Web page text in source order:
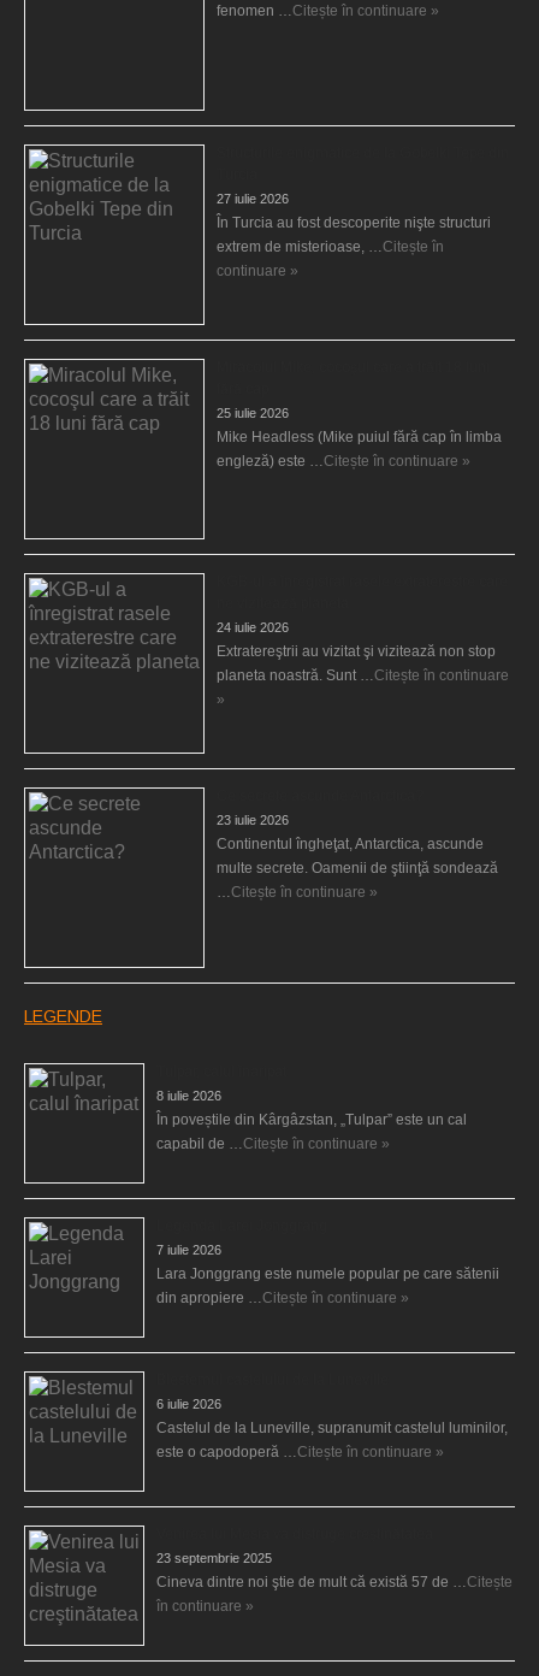
fenomen …Citește în continuare »
27 iulie 2026
În Turcia au fost descoperite nişte structuri
extrem de misterioase, …Citește în
continuare »
25 iulie 2026
Mike Headless (Mike puiul fără cap în limba
engleză) este …Citește în continuare »
24 iulie 2026
Extratereştrii au vizitat şi vizitează non stop
planeta noastră. Sunt …Citește în continuare
»
23 iulie 2026
Continentul îngheţat, Antarctica, ascunde
multe secrete. Oamenii de ştiinţă sondează
…Citește în continuare »
LEGENDE
8 iulie 2026
În poveștile din Kârgâzstan, „Tulpar” este un cal
capabil de …Citește în continuare »
7 iulie 2026
Lara Jonggrang este numele popular pe care sătenii
din apropiere …Citește în continuare »
6 iulie 2026
Castelul de la Luneville, supranumit castelul luminilor,
este o capodoperă …Citește în continuare »
23 septembrie 2025
Cineva dintre noi ştie de mult că există 57 de …Citește
în continuare »